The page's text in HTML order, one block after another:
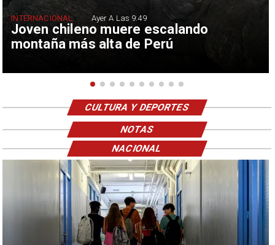
Joven chileno muere escalando
montaña más alta de Perú
INTERNACIONAL Ayer A Las 9:49
CULTURA Y DEPORTES
NOTAS
NACIONAL